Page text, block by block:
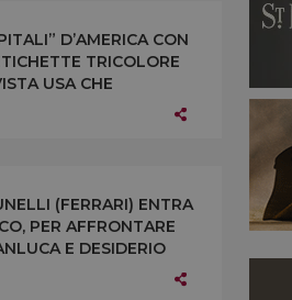
D’AMERICA CON
TRICOLORE
USA CHE
(FERRARI) ENTRA
PER AFFRONTARE
E DESIDERIO